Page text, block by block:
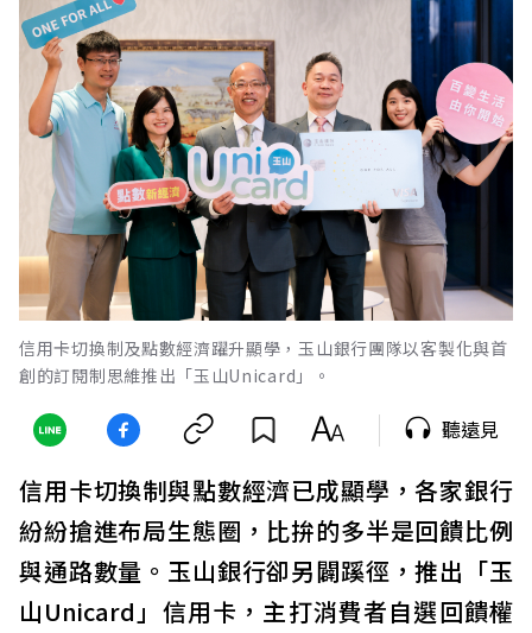
信用卡切換制及點數經濟躍升顯學，玉山銀行團隊以客製化與首
創的訂閱制思維推出「玉山Unicard」。
聽遠見
信用卡切換制與點數經濟已成顯學，各家銀行
紛紛搶進布局生態圈，比拚的多半是回饋比例
與通路數量。玉山銀行卻另闢蹊徑，推出「玉
山Unicard」信用卡，主打消費者自選回饋權